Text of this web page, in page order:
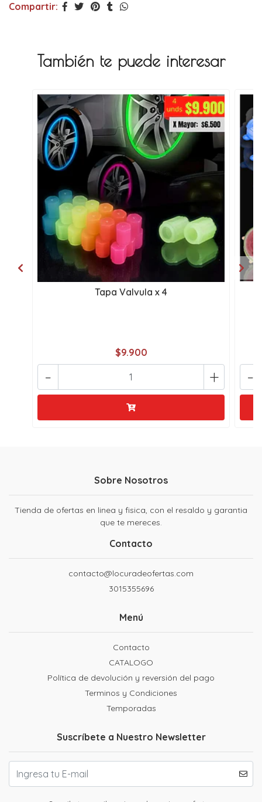
Compartir:
También te puede interesar
Tapa Valvula x 4
$9.900
+
- -
Sobre Nosotros
Tienda de ofertas en linea y fisica, con el resaldo y garantia
que te mereces.
Contacto
contacto@locuradeofertas.com
3015355696
Menú
Contacto
CATALOGO
Política de devolución y reversión del pago
Terminos y Condiciones
Temporadas
Suscríbete a Nuestro Newsletter